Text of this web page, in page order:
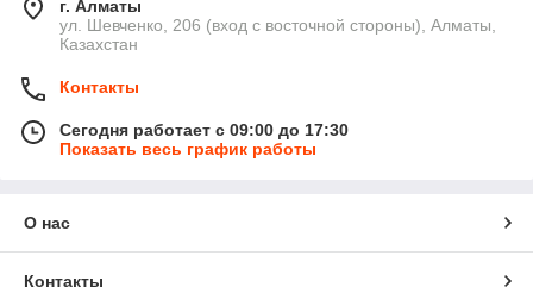
г. Алматы
ул. Шевченко, 206 (вход с восточной стороны), Алматы,
Казахстан
Контакты
Сегодня работает с 09:00 до 17:30
Показать весь график работы
О нас
Контакты